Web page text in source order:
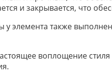
и закрывается, что
у элемента также
воплощение